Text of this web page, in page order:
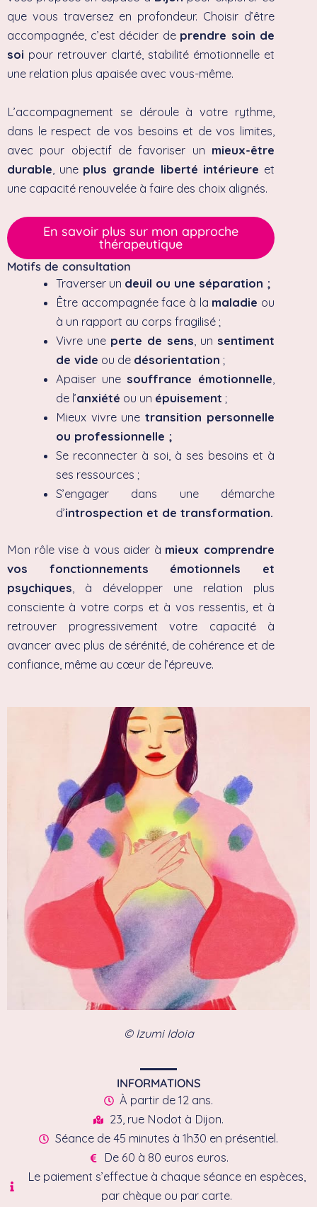
que vous traversez en profondeur. Choisir d’être
accompagnée, c’est décider de prendre soin de
soi pour retrouver clarté, stabilité émotionnelle et
une relation plus apaisée avec vous-même.
L’accompagnement se déroule à votre rythme,
dans le respect de vos besoins et de vos limites,
avec pour objectif de favoriser un mieux-être
durable , une plus grande liberté intérieure et
une capacité renouvelée à faire des choix alignés.
En savoir plus sur mon approche
thérapeutique
Motifs de consultation
Traverser un deuil ou une séparation ;
Être accompagnée face à la maladie ou
à un rapport au corps fragilisé ;
Vivre une perte de sens , un sentiment
de vide ou de désorientation ;
Apaiser une souffrance émotionnelle
de l’anxiété ou un épuisement ;
Mieux vivre une transition personnelle
ou professionnelle ;
Se reconnecter à soi, à ses besoins et à
ses ressources ;
S’engager dans une démarche
d’introspection et de transformation.
Mon rôle vise à vous aider à mieux comprendre
vos fonctionnements émotionnels et
psychiques , à développer une relation plus
consciente à votre corps et à vos ressentis, et à
retrouver progressivement votre capacité à
avancer avec plus de sérénité, de cohérence et de
confiance, même au cœur de l’épreuve.
© Izumi Idoia
INFORMATIONS
À partir de 12 ans.
23, rue Nodot à Dijon.
Séance de 45 minutes à 1h30 en présentiel.
De 60 à 80 euros euros.
Le paiement s’effectue à chaque séance en espèces,
par chèque ou par carte.